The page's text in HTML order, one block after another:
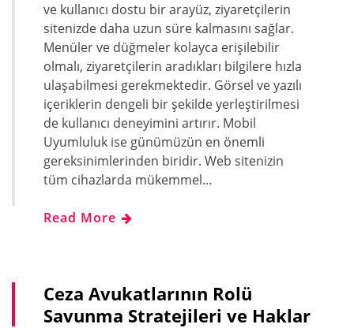
ve kullanıcı dostu bir arayüz, ziyaretçilerin
sitenizde daha uzun süre kalmasını sağlar.
Menüler ve düğmeler kolayca erişilebilir
olmalı, ziyaretçilerin aradıkları bilgilere hızla
ulaşabilmesi gerekmektedir. Görsel ve yazılı
içeriklerin dengeli bir şekilde yerleştirilmesi
de kullanıcı deneyimini artırır. Mobil
Uyumluluk ise günümüzün en önemli
gereksinimlerinden biridir. Web sitenizin
tüm cihazlarda mükemmel…
Read More
Ceza Avukatlarının Rolü
Savunma Stratejileri ve Haklar